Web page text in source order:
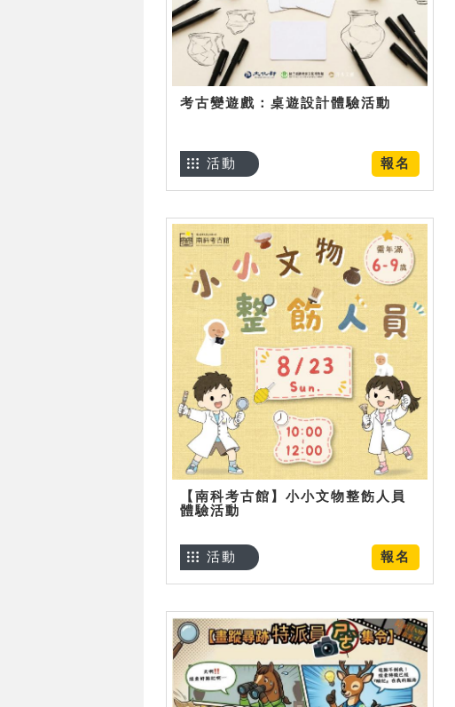
考古變遊戲：桌遊設計體驗活動
報名
活動
【南科考古館】小小文物整飭人員
體驗活動
報名
活動